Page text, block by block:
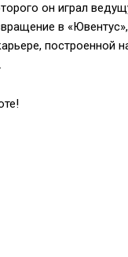
он играл
в
построенной